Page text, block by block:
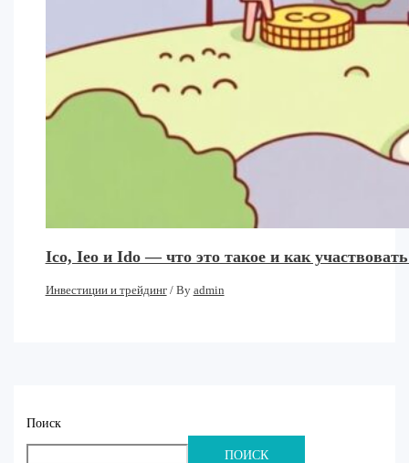
Ico, Ieo и Ido — что это такое и как участвовать
Инвестиции и трейдинг/ By admin
Поиск
ПОИСК